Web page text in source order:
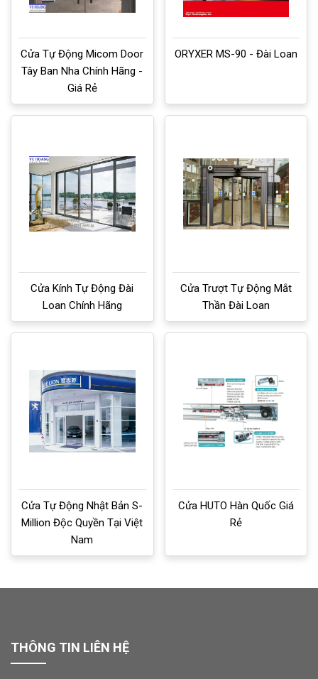
Cửa Tự Động Micom Door
Tây Ban Nha Chính Hãng -
Giá Rẻ
ORYXER MS-90 - Đài Loan
Cửa Kính Tự Động Đài
Loan Chính Hãng
Cửa Trượt Tự Động Mắt
Thần Đài Loan
Cửa Tự Động Nhật Bản S-
Million Độc Quyền Tại Việt
Nam
Cửa HUTO Hàn Quốc Giá
Rẻ
THÔNG TIN LIÊN HỆ